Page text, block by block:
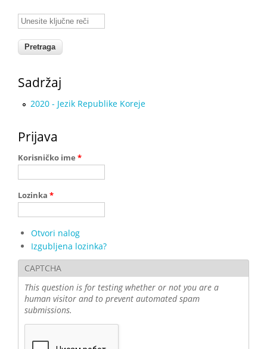
Unesite ključne reči
Sadržaj
2020 - Jezik Republike Koreje
Prijava
Korisničko ime *
Lozinka *
Otvori nalog
Izgubljena lozinka?
CAPTCHA
This question is for testing whether or not you are a
human visitor and to prevent automated spam
submissions.